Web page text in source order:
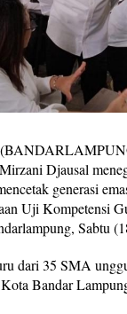
u
U
i
o
m
e
t
e
s
i
2
Djausal
generasi
Uji Kompetensi
Sabtu
dari 35 SMA
Bandar